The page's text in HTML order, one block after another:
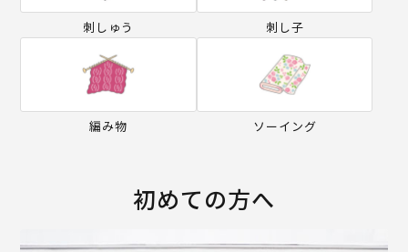
刺しゅう 刺し子
編み物 ソーイング
初めての方へ